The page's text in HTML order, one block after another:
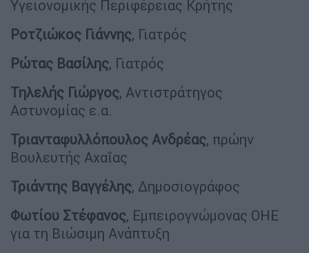
Υγειονομικής Περιφέρειας Κρήτης
Ροτζιώκος Γιάννης, Γιατρός
Ρώτας Βασίλης, Γιατρός
Τηλελής Γιώργος, Αντιστράτηγος
Αστυνομίας ε.α.
Τριανταφυλλόπουλος Ανδρέας, πρώην
Βουλευτής Αχαΐας
Τριάντης Βαγγέλης, Δημοσιογράφος
Φωτίου Στέφανος, Εμπειρογνώμονας ΟΗΕ
για τη Βιώσιμη Ανάπτυξη